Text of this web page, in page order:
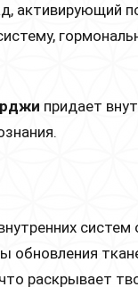
активирующий
придает
обновления
раскрывает